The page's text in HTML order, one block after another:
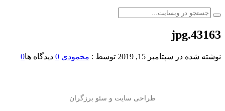
43163.jpg
نوشته شده در سپتامبر 15, 2019 توسط : محمودی 0 دیدگاه ها0